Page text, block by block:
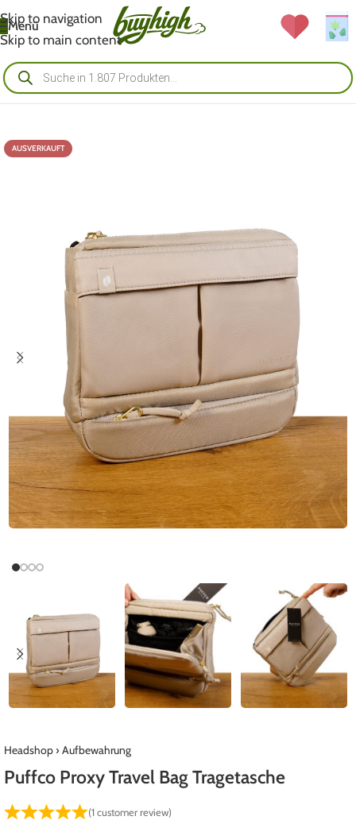
Skip to navigation
Skip to main content
Menü
AUSVERKAUFT
Headshop› Aufbewahrung
Puffco Proxy Travel Bag Tragetasche
(1customer review)